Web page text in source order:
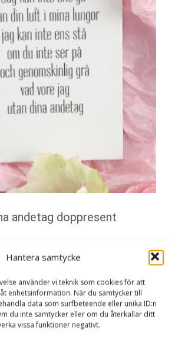
Hantera samtycke
använder vi teknik som cookies för att
enhetsinformation. När du samtycker till
data som surfbeteende eller unika ID:n
du inte samtycker eller om du återkallar ditt
vissa funktioner negativt.
andetag doppresent
andetag